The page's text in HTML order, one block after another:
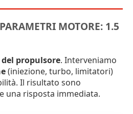
MOTORE: 1.5
propulsore. Interveniamo
(iniezione, turbo, limitatori)
Il risultato sono
una risposta immediata.